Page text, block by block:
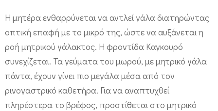
Η μητέρα ενθαρρύνεται να αντλεί γάλα διατηρώντας
οπτική επαφή με το μικρό της, ώστε να αυξάνεται η
ροή μητρικού γάλακτος. Η φροντίδα Καγκουρό
συνεχίζεται. Τα γεύματα του μωρού, με μητρικό γάλα
πάντα, έχουν γίνει πιο μεγάλα μέσα από τον
ρινογαστρικό καθετήρα. Για να αναπτυχθεί
πληρέστερα το βρέφος, προστίθεται στο μητρικό